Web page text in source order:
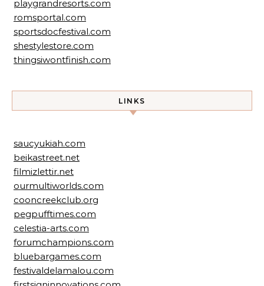
playgrandresorts.com
romsportal.com
sportsdocfestival.com
shestylestore.com
thingsiwontfinish.com
LINKS
saucyukiah.com
beikastreet.net
filmizlettir.net
ourmultiworlds.com
cooncreekclub.org
pegpufftimes.com
celestia-arts.com
forumchampions.com
bluebargames.com
festivaldelamalou.com